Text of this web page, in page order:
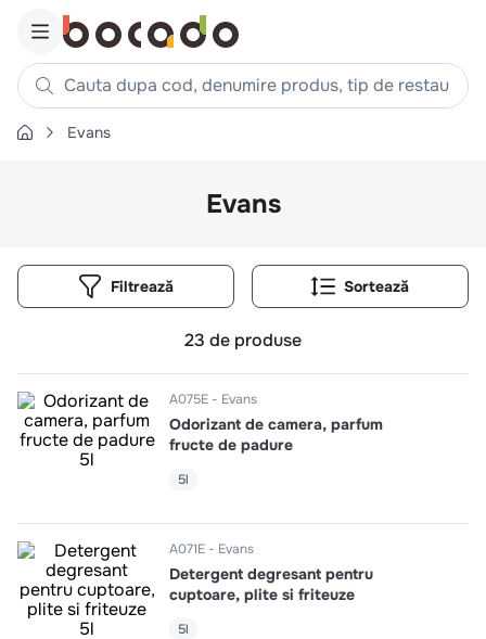
Cauta dupa cod, denumire produs, tip de restaurant,
Căutări populare
chifle
7. ceafa
8. aripi
croissant
Evans
Evans
Filtrează
23 de produse
A075E Evans
Odorizant de camera, parfum
fructe de padure
5l
A071E Evans
Detergent degresant pentru
cuptoare, plite si friteuze
5l